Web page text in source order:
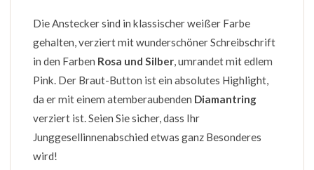
Die Anstecker sind in klassischer weißer Farbe
gehalten, verziert mit wunderschöner Schreibschrift
in den Farben Rosa und Silber, umrandet mit edlem
Pink. Der Braut-Button ist ein absolutes Highlight,
da er mit einem atemberaubenden Diamantring
verziert ist. Seien Sie sicher, dass Ihr
Junggesellinnenabschied etwas ganz Besonderes
wird!